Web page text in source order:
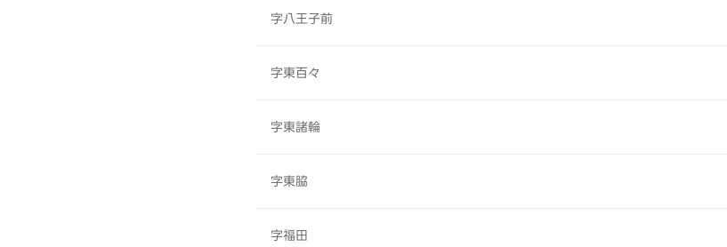
字八王子前
字東百々
字東諸輪
字東脇
字福田